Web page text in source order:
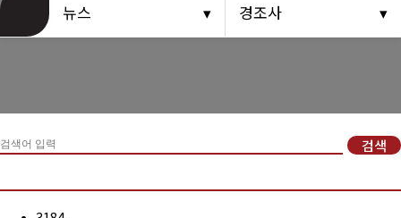
동문회관 오시는길
동문신용카드
뉴스
총동문회 뉴스
뉴스 경조사
검색